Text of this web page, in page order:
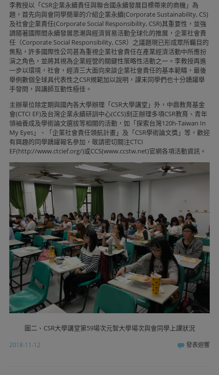
李教授以「CSR企業永續責任與聯合國永續發展目標帶來的商機」為
題，首先向與會同學簡單的介紹企業永續(Corporate Sustainability, CS)
及社會企業責任(Corporate Social Responsibility, CSR)其重要性，並強
調隨著國際間永續發展思潮與經濟貿易活動全球化的推展，企業社會責
任（Corporate Social Responsibility, CSR）之議題現已形成眾所矚目的
焦點，許多國際性公司甚為重視企業社會責任在產業經濟活動中所應扮
演之角色，並將其視為企業經營的關鍵性策略性活動之一。李教授再進
一步以環境，社會，經濟三大面向來談企業社會責任的基本範疇，最後
舉例數個全球具代表性之CSR規範加以說明，課末同學們也十分踴躍舉
手發問，與講師互動性極佳。
主辦單位除定期與國內各大學辦理「CSR大學講堂」外，中鼎教育基金
會(CTCI EF)及台灣企業永續研訓中心(CCS)刻正辦理多項CSR教育、青年
領袖養成及學術論文選拔等相關的活動，如「探索台灣120h-Taiwan In
My Eyes」、「企業社會責任領航計畫」及「CSR學術論文獎」等，歡迎
有興趣的同學踴躍報名參加，敬請密切關注CTCI
EF(http://www.ctcief.org/)或CCS(www.ccstw.net)官網各項活動資訊。
圖二、CSR大學講堂第59場次元智大學場次與會同學上課狀況
2018-11-12 發表迴響